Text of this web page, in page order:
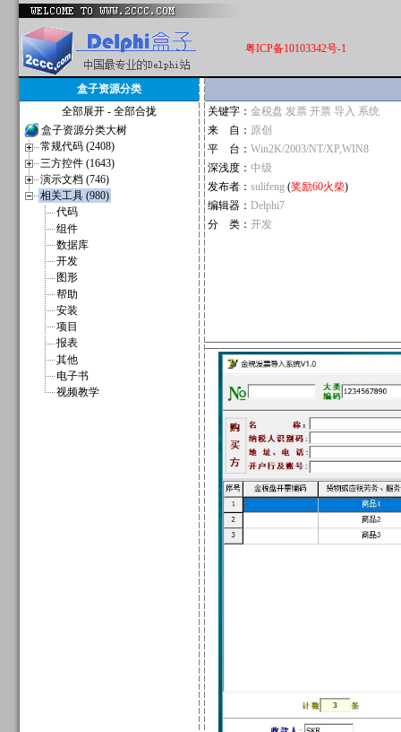
粤ICP备10103342号-1
盒子资源分类
全部展开 - 全部合拢
盒子资源分类大树
常规代码 (2408)
三方控件 (1643)
演示文档 (746)
相关工具 (980)
代码
组件
数据库
开发
图形
帮助
安装
项目
报表
其他
电子书
视频教学
关键字： 金税盘 发票 开票 导入 系统
来 自： 原创
平 台： Win2K/2003/NT/XP,WIN8
深浅度： 中级
发布者： sulifeng (奖励60火柴)
编辑器： Delphi7
分 类： 开发